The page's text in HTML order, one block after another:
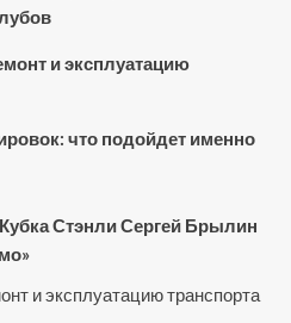
и эксплуатацию
что подойдет именно
Стэнли Сергей Брылин
и эксплуатацию транспорта